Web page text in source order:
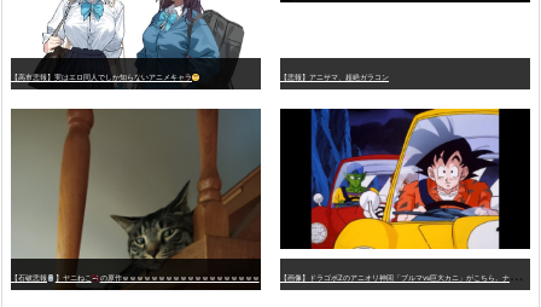
【高市悲報】実はエロ同人でしか知らないアニメキャラ 【悲報】アニサマ、超絶ガラコン
【石破悲報 】ヤニねこ の原作ｗｗｗｗｗｗｗｗｗｗｗｗｗｗｗｗｗｗｗ